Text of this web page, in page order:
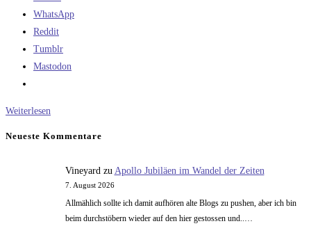
WhatsApp
Reddit
Tumblr
Mastodon
Weiterlesen
Neueste Kommentare
Vineyardzu Apollo Jubiläen im Wandel der Zeiten
7. August 2026
Allmählich sollte ich damit aufhören alte Blogs zu pushen, aber ich bin
beim durchstöbern wieder auf den hier gestossen und..…